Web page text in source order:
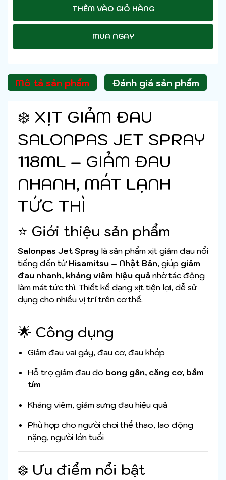
THÊM VÀO GIỎ HÀNG
MUA NGAY
Mô tả sản phẩm Đánh giá sản phẩm
❄️ XỊT GIẢM ĐAU
SALONPAS JET SPRAY
118ML – GIẢM ĐAU
NHANH, MÁT LẠNH
TỨC THÌ
⭐ Giới thiệu sản phẩm
Salonpas Jet Spray là sản phẩm xịt giảm đau nổi
tiếng đến từ Hisamitsu – Nhật Bản, giúp giảm
đau nhanh, kháng viêm hiệu quả nhờ tác động
làm mát tức thì. Thiết kế dạng xịt tiện lợi, dễ sử
dụng cho nhiều vị trí trên cơ thể.
🌟 Công dụng
Giảm đau vai gáy, đau cơ, đau khớp
Hỗ trợ giảm đau do bong gân, căng cơ, bầm
tím
Kháng viêm, giảm sưng đau hiệu quả
Phù hợp cho người chơi thể thao, lao động
nặng, người lớn tuổi
❄️ Ưu điểm nổi bật